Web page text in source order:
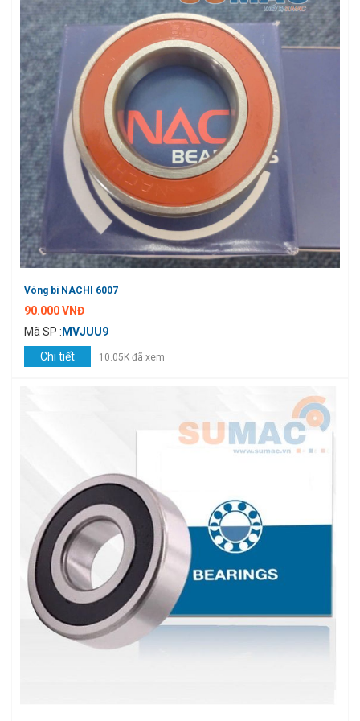
Vòng bi NACHI 6007
90.000 VNĐ
Mã SP : MVJUU9
Chi tiết
10.05K đã xem